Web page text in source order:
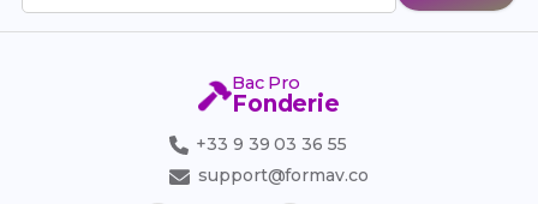
Bac Pro
Fonderie
+33 9 39 03 36 55
support@formav.co